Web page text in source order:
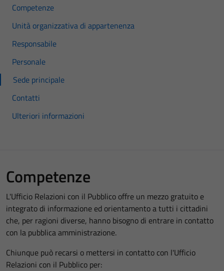
Competenze
Unità organizzativa di appartenenza
Responsabile
Personale
Sede principale
Contatti
Ulteriori informazioni
Competenze
L'Ufficio Relazioni con il Pubblico offre un mezzo gratuito e
integrato di informazione ed orientamento a tutti i cittadini
che, per ragioni diverse, hanno bisogno di entrare in contatto
con la pubblica amministrazione.
Chiunque può recarsi o mettersi in contatto con l'Ufficio
Relazioni con il Pubblico per: